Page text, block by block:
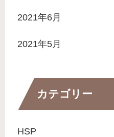
2021年6月
2021年5月
カテゴリー
HSP